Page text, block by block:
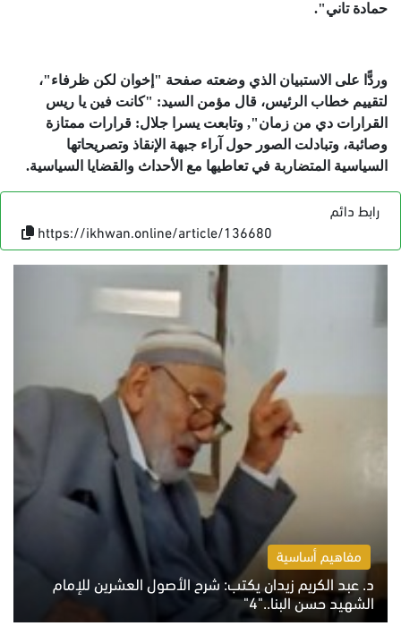
حمادة تاني".
وردًّا على الاستبيان الذي وضعته صفحة "إخوان لكن ظرفاء"،
لتقييم خطاب الرئيس، قال مؤمن السيد: "كانت فين يا ريس
القرارات دي من زمان", وتابعت يسرا جلال: قرارات ممتازة
وصائبة، وتبادلت الصور حول آراء جبهة الإنقاذ وتصريحاتها
السياسية المتضاربة في تعاطيها مع الأحداث والقضايا السياسية.
رابط دائم
https://ikhwan.online/article/136680
مفاهيم أساسية
د. عبد الكريم زيدان يكتب: شرح الأصول العشرين للإمام
الشهيد حسن البنا.."4"